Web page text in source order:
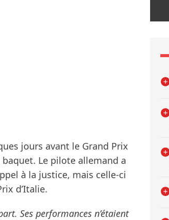
jours avant le Grand Prix
Le pilote allemand a
à la justice, mais celle-ci
d’Italie.
Ses performances n’étaient